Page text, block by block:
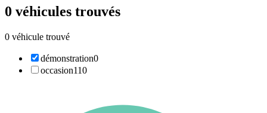
0 véhicules trouvés
0 véhicule trouvé
démonstration0
occasion110